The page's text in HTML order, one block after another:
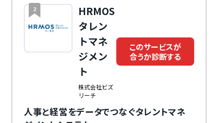
2
HRMOS
タレン
トマネ
ジメン
ト
株式会社ビズ
リーチ
このサービスが
合うか診断する
人事と経営をデータでつなぐタレントマネ